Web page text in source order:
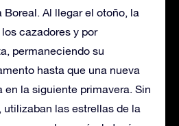
Boreal. Al llegar el otoño, la
cazadores y por
permaneciendo su
hasta que una nueva
en la siguiente primavera. Sin
utilizaban las estrellas de la